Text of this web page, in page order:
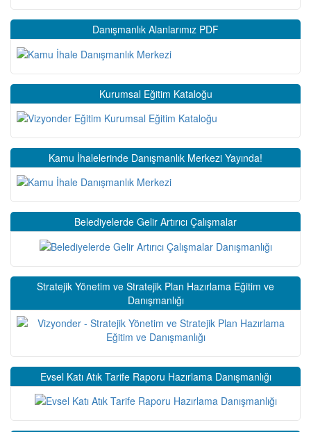
Danışmanlık Alanlarımız PDF
Kurumsal Eğitim Kataloğu
Kamu İhalelerinde Danışmanlık Merkezi Yayında!
Belediyelerde Gelir Artırıcı Çalışmalar
Stratejik Yönetim ve Stratejik Plan Hazırlama Eğitim ve
Danışmanlığı
Evsel Katı Atık Tarife Raporu Hazırlama Danışmanlığı